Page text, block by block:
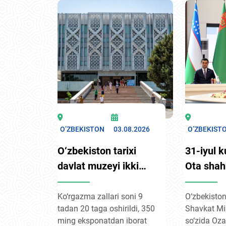
Rossiyaning KXSHTga
raisligi uchun maxsus
sessiya
erishdi.
yuk
qatnovini
amalga
Tojikiston
vazirligi
O’ZBEKISTON 03.08.2026
O‘zbekiston tarixi
davlat muzeyi ikki
yillik ta’mirdan so‘ng
ochildi — endi u
“Toshkent
Ko‘rgazma zallari soni 9
tadan 20 taga oshirildi, 350
ming eksponatdan iborat
31-iyul
Ota
Markaziy
Shavkat
so‘zida